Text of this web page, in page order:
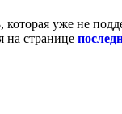
, которая уже не
на странице